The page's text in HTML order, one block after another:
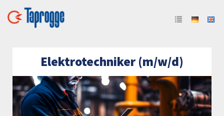
Elektrotechniker (m/w/d)